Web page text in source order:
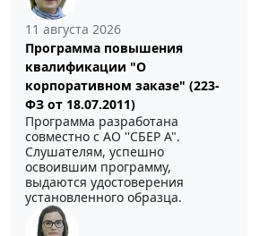
11 августа 2026
Программа повышения
квалификации "О
корпоративном заказе" (223-
ФЗ от 18.07.2011)
Программа разработана
совместно с АО ''СБЕР А".
Слушателям, успешно
освоившим программу,
выдаются удостоверения
установленного образца.